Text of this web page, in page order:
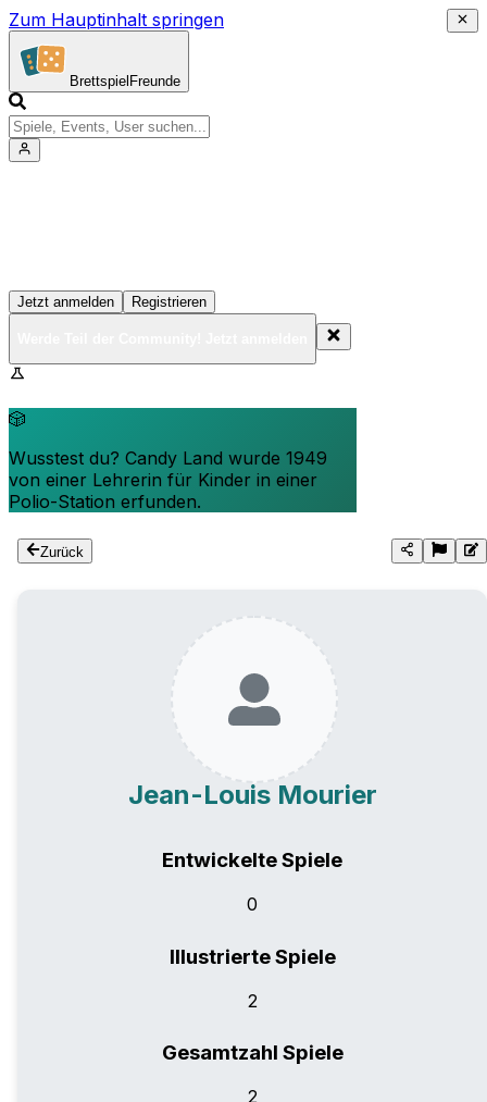
Zum Hauptinhalt springen
Brettspiel Freunde
Jetzt anmelden Registrieren
🎲
Wusstest du? Candy Land wurde 1949
von einer Lehrerin für Kinder in einer
Polio-Station erfunden.
Zurück
Jean-Louis Mourier
Entwickelte Spiele
0
Illustrierte Spiele
2
Gesamtzahl Spiele
2